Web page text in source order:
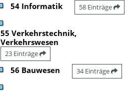
54 Informatik 58 Einträge
55 Verkehrstechnik,
Verkehrswesen
23 Einträge
56 Bauwesen 34 Einträge